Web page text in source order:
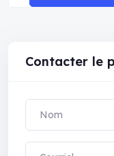
Contacter le